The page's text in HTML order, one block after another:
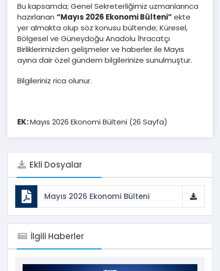
Bu kapsamda; Genel Sekreterliğimiz uzmanlarınca
hazırlanan “Mayıs 2026 Ekonomi Bülteni”ekte
yer almakta olup söz konusu bültende; Küresel,
Bölgesel ve Güneydoğu Anadolu İhracatçı
Birliklerimizden gelişmeler ve haberler ile Mayıs
ayına dair özel gündem bilgilerinize sunulmuştur.
Bilgileriniz rica olunur.
EK:Mayıs 2026 Ekonomi Bülteni (26 Sayfa)
Ekli Dosyalar
Mayıs 2026 Ekonomi Bülteni
İlgili Haberler